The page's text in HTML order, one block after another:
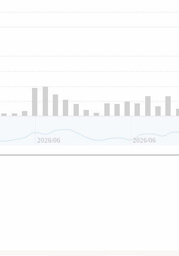
2026/06 2026/06